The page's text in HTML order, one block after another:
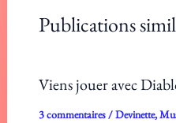
Publications
Viens jouer avec
3 commentaires/Devinette,